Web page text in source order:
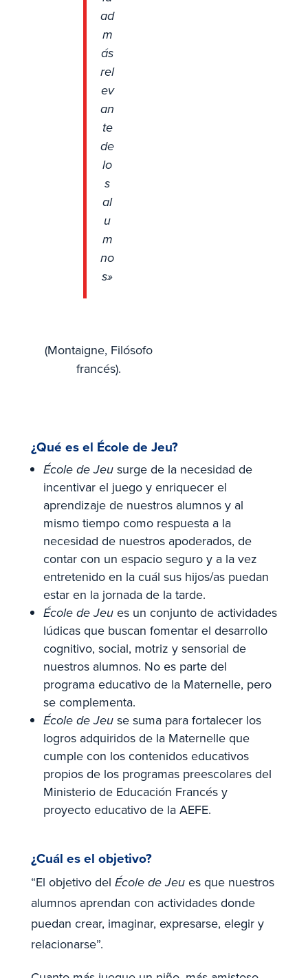
ad
m
ás
rel
ev
an
te
de
lo
s
al
u
m
no
s»
(Montaigne, Filósofo
francés).
¿Qué es el École de Jeu?
École de Jeusurge de la necesidad de
incentivar el juego y enriquecer el
aprendizaje de nuestros alumnos y al
mismo tiempo como respuesta a la
necesidad de nuestros apoderados, de
contar con un espacio seguro y a la vez
entretenido en la cuál sus hijos/as puedan
estar en la jornada de la tarde.
École de Jeues un conjunto de actividades
lúdicas que buscan fomentar el desarrollo
cognitivo, social, motriz y sensorial de
nuestros alumnos. No es parte del
programa educativo de la Maternelle, pero
se complementa.
École de Jeuse suma para fortalecer los
logros adquiridos de la Maternelle que
cumple con los contenidos educativos
propios de los programas preescolares del
Ministerio de Educación Francés y
proyecto educativo de la AEFE.
¿Cuál es el objetivo?
“El objetivo del École de Jeues que nuestros
alumnos aprendan con actividades donde
puedan crear, imaginar, expresarse, elegir y
relacionarse”.